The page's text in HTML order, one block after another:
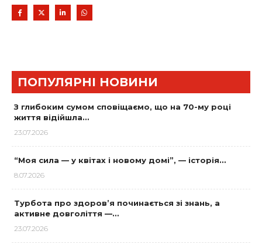
ПОПУЛЯРНІ НОВИНИ
З глибоким сумом сповіщаємо, що на 70-му році
життя відійшла…
23.07.2026
“Моя сила — у квітах і новому домі”, — історія…
8.07.2026
Турбота про здоров’я починається зі знань, а
активне довголіття —…
23.07.2026